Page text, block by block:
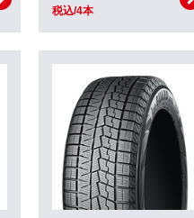
税込/4本